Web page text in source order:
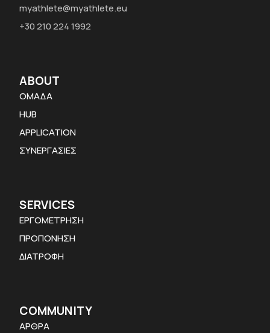
myathlete@myathlete.eu
+30 210 224 1992
ABOUT
ΟΜΑΔΑ
HUB
APPLICATION
ΣΥΝΕΡΓΑΣΙΕΣ
SERVICES
ΕΡΓΟΜΕΤΡΗΣΗ
ΠΡΟΠΟΝΗΣΗ
ΔΙΑΤΡΟΦΗ
COMMUNITY
ΑΡΘΡΑ